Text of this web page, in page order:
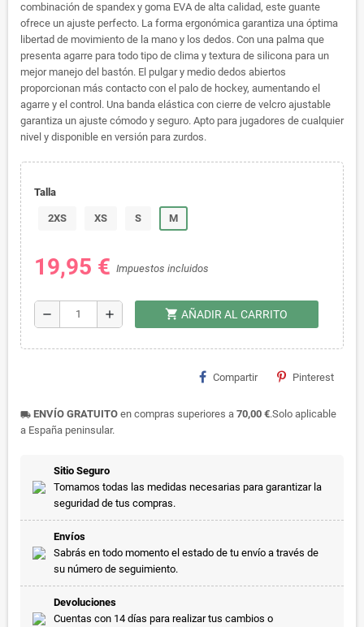
combinación de spandex y goma EVA de alta calidad, este guante
ofrece un ajuste perfecto. La forma ergonómica garantiza una óptima
libertad de movimiento de la mano y los dedos. Con una palma que
presenta agarre para todo tipo de clima y textura de silicona para un
mejor manejo del bastón. El pulgar y medio dedos abiertos
proporcionan más contacto con el palo de hockey, aumentando el
agarre y el control. Una banda elástica con cierre de velcro ajustable
garantiza un ajuste cómodo y seguro. Apto para jugadores de cualquier
nivel y disponible en versión para zurdos.
Talla
2XS XS S M
19,95 € Impuestos incluidos
remove add shopping_cart AÑADIR AL CARRITO
Compartir Pinterest
local_shipping ENVÍO GRATUITO en compras superiores a 70,00 €.Solo aplicable
a España peninsular.
Sitio Seguro
Tomamos todas las medidas necesarias para garantizar la
seguridad de tus compras.
Envíos
Sabrás en todo momento el estado de tu envío a través de
su número de seguimiento.
Devoluciones
Cuentas con 14 días para realizar tus cambios o